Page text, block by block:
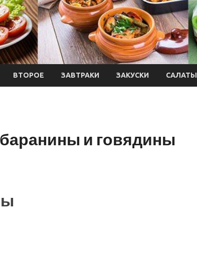
ВТОРОЕ ЗАВТРАКИ ЗАКУСКИ САЛАТЫ
и говядины